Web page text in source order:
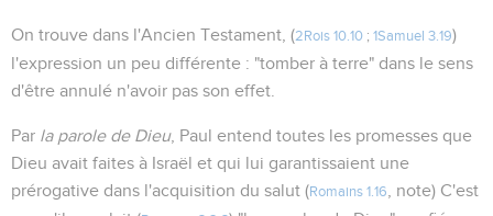
On trouve dans l'Ancien Testament, (2Rois 10.10 ; 1Samuel 3.19)
l'expression un peu différente : "tomber à terre" dans le sens
d'être annulé n'avoir pas son effet.
Par la parole de Dieu, Paul entend toutes les promesses que
Dieu avait faites à Israël et qui lui garantissaient une
prérogative dans l'acquisition du salut (Romains 1.16
, note) C'est